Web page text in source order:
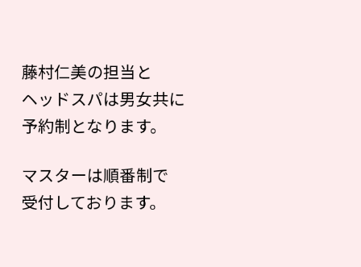
藤村仁美の担当と
ヘッドスパは男女共に
予約制となります。
マスターは順番制で
受付しております。